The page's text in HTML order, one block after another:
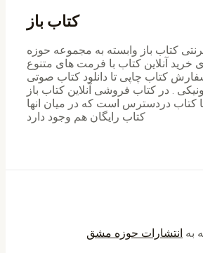
کتاب باز
کتاب باز وابسته به مجموعه حوزه
‌آنلاین کتاب با فرمت های متنوع
کتاب چاپی تا دانلود کتاب صوتی
. در کتاب فروشی آنلاین کتاب باز
دردسترس است که در میان انها
کتاب رایگان هم وجود دارد
حوزه مشق